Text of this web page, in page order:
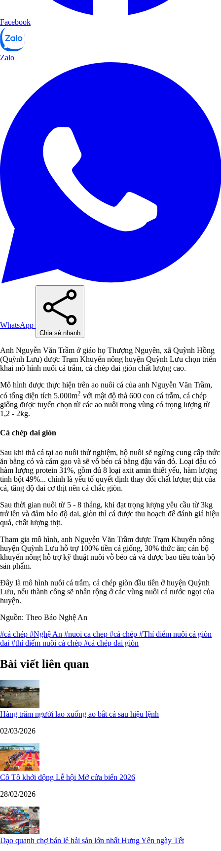
Facebook
Zalo
WhatsApp
Chia sẻ nhanh
Anh Nguyễn Văn Trầm ở giáo họ Thượng Nguyên, xã Quỳnh Hồng
(Quỳnh Lưu) được Trạm Khuyến nông huyện Quỳnh Lưu chọn triển
khai mô hình nuôi cá trắm, cá chép dai giòn chất lượng cao.
Mô hình được thực hiện trên ao nuôi cá của anh Nguyễn Văn Trầm,
có tổng diện tích 5.000m2 với mật độ thả 600 con cá trắm, cá chép
giống được tuyển chọn từ các ao nuôi trong vùng có trọng lượng từ
1,2 - 2kg.
Cá chép dai giòn
Sau khi thả cá tại ao nuôi thử nghiệm, hộ nuôi sẽ ngừng cung cấp thức
ăn bằng cỏ và cám gạo và sẽ vỗ béo cá bằng đậu ván đỏ. Loại đậu có
hàm lượng protein 31%, gồm đủ 8 loại axit amin thiết yếu, hàm lượng
tinh bột 49%... chính là yếu tố quyết định thay đổi chất lượng thịt của
cá, tăng độ dai cơ thịt nên cá chắc giòn.
Sau thời gian nuôi từ 5 - 8 tháng, khi đạt trọng lượng yêu cầu từ 3kg
trở lên và đảm bảo độ dai, giòn thì cá được thu hoạch để đánh giá hiệu
quả, chất lượng thịt.
Tham gia mô hình, anh Nguyễn Văn Trầm được Trạm Khuyến nông
huyện Quỳnh Lưu hỗ trợ 100% tiền cá giống, 30% thức ăn; cán bộ
khuyến nông hỗ trợ kỹ thuật nuôi vỗ béo cá và được bao tiêu toàn bộ
sản phẩm.
Đây là mô hình nuôi cá trắm, cá chép giòn đầu tiên ở huyện Quỳnh
Lưu, nếu thành công sẽ nhân rộng ở các vùng nuôi cá nước ngọt của
huyện.
Nguồn: Theo Báo Nghệ An
#cá chép #Nghệ An #nuoi ca chep #cá chép #Thí điểm nuôi cá giòn
dai #thí điểm nuôi cá chép #cá chép dai giòn
Bài viết liên quan
Hàng trăm người lao xuống ao bắt cá sau hiệu lệnh
02/03/2026
Cô Tô khởi động Lễ hội Mở cửa biển 2026
28/02/2026
Dạo quanh chợ bán lẻ hải sản lớn nhất Hưng Yên ngày Tết